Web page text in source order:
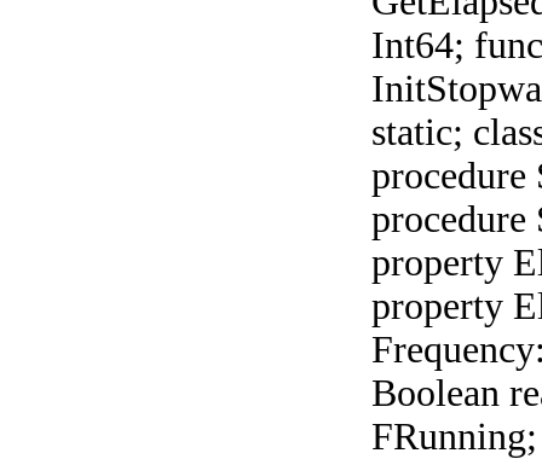
Int64;
static;
procedure
procedure
property
property
Boolean